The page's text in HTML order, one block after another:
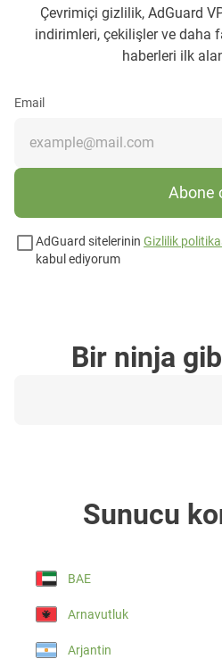
Çevrimiçi gizlilik, AdGuard
indirimleri, çekilişler ve daha
haberleri ilk
Email
Abone
AdGuard sitelerinin Gizlilik
kabul ediyorum
Bir ninja
Sunucu
BAE
Arnavutluk
Arjantin